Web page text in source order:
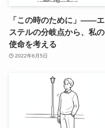
「この時のために」——エ
ステルの分岐点から、私の
使命を考える
2022年6月5日